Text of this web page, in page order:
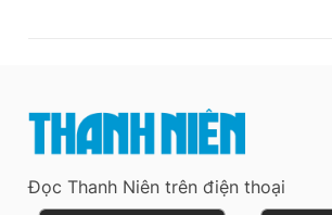
Đọc Thanh Niên trên điện thoại